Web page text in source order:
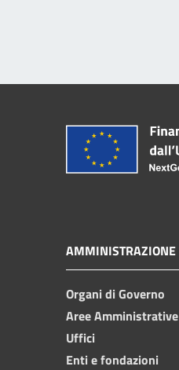
AMMINISTRAZIONE
Organi di Governo
Aree Amministrative
Uffici
Enti e fondazioni